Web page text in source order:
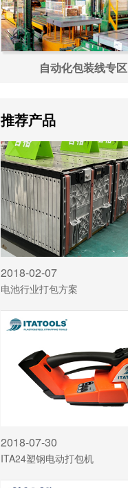
自动化包装线专区
推荐产品
2018-02-07
电池行业打包方案
2018-07-30
ITA24塑钢电动打包机